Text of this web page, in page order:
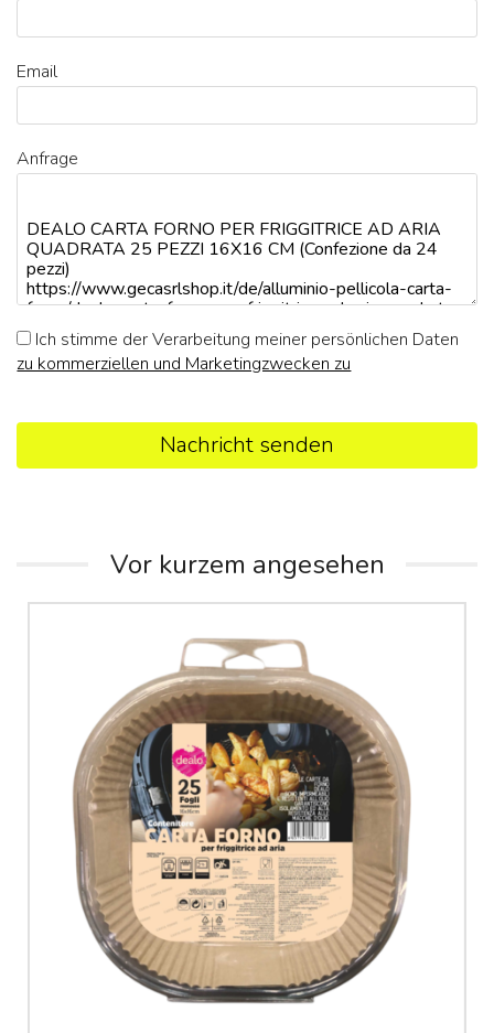
Email
Anfrage
Ich stimme der Verarbeitung meiner persönlichen Daten
zu kommerziellen und Marketingzwecken zu
Nachricht senden
Vor kurzem angesehen